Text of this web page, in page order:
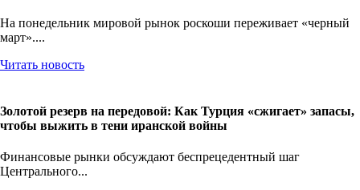
На понедельник мировой рынок роскоши переживает «черный
март»....
Читать новость
Золотой резерв на передовой: Как Турция «сжигает» запасы,
чтобы выжить в тени иранской войны
Финансовые рынки обсуждают беспрецедентный шаг
Центрального...